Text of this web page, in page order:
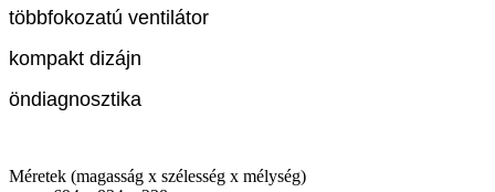
többfokozatú ventilátor
kompakt dizájn
öndiagnosztika
Méretek (magasság x szélesség x mélység)